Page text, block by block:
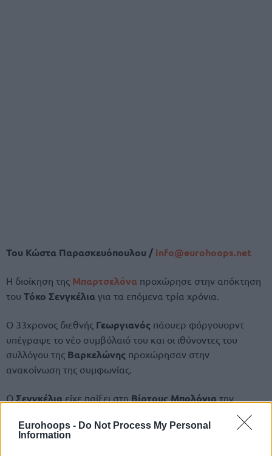
Eurohoops - Do Not Process My Personal
Information
Του Κώστα Παρασκευόπουλου / info@eurohoops.net
Η διοίκηση της Μπαρτσελόνα προχώρησε στην απόκτηση
του Τόκο Σενγκέλια για τα επόμενα τρία χρόνια.
Ο 33χρονος διεθνής Γεωργιανός πάουερ φόργουορντ
υπέγραψε το νέο συμβόλαιό του και οι ιθύνοντες του
συλλόγου της Βαρκελώνης προχώρησαν στην
ανακοίνωση της συμφωνίας.
Ο Σενγκέλια είχε παίξει στη Βίρτους Μπολόνια την
τελευταία διετία, με την οποία κατέκτησε και το περσινό
πρωτάθλημαΙταλίας.